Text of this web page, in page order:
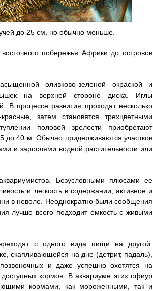
до 25 см, но обычно меньше.
побережья Африки до островов
оливково-зеленой окраской и
на верхней стороне диска. Иглы
В процессе развития проходят несколько
затем становятся трехцветными
половой зрелости приобретают
до 40 м. Обычно придерживаются участков
и зарослями водной растительности или
Безусловными плюсами ее
и легкость в содержании, активное и
в неволе. Неоднократно были сообщения
лучше всего подходит емкость с живыми
с одного вида пищи на другой.
скапливающейся на дне (детрит, падаль),
и даже успешно охотятся на
кормов. В аквариуме этих офиур
кормами, как мороженными, так и